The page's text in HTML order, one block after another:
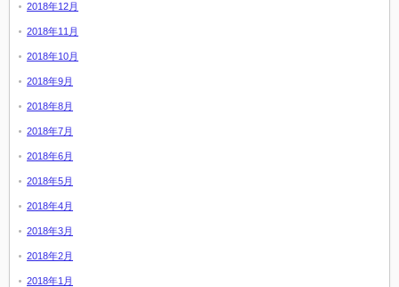
2018年12月
2018年11月
2018年10月
2018年9月
2018年8月
2018年7月
2018年6月
2018年5月
2018年4月
2018年3月
2018年2月
2018年1月